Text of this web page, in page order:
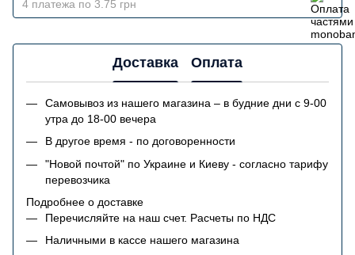
4 платежа по 3.75 грн
Доставка Оплата
Самовывоз из нашего магазина – в будние дни с 9-00
утра до 18-00 вечера
В другое время - по договоренности
"Новой почтой" по Украине и Киеву - согласно тарифу
перевозчика
Подробнее о доставке
Перечисляйте на наш счет. Расчеты по НДС
Наличными в кассе нашего магазина